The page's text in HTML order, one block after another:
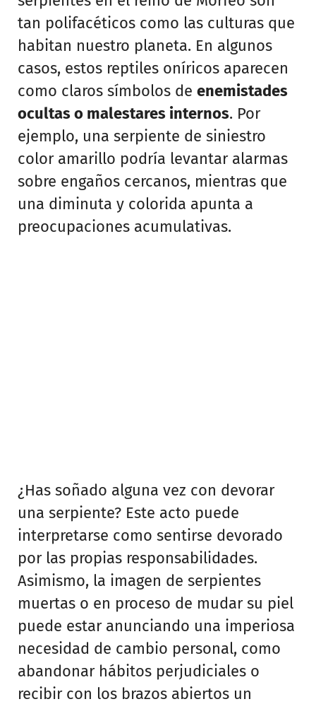
tan polifacéticos como las culturas que
habitan nuestro planeta. En algunos
casos, estos reptiles oníricos aparecen
como claros símbolos de enemistades
ocultas o malestares internos. Por
ejemplo, una serpiente de siniestro
color amarillo podría levantar alarmas
sobre engaños cercanos, mientras que
una diminuta y colorida apunta a
preocupaciones acumulativas.
¿Has soñado alguna vez con devorar
una serpiente? Este acto puede
interpretarse como sentirse devorado
por las propias responsabilidades.
Asimismo, la imagen de serpientes
muertas o en proceso de mudar su piel
puede estar anunciando una imperiosa
necesidad de cambio personal, como
abandonar hábitos perjudiciales o
recibir con los brazos abiertos un